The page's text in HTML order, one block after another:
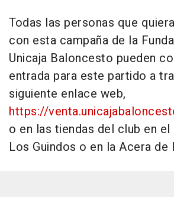
Todas las personas que
con esta campaña de la
Unicaja Baloncesto pueden
entrada para este partido a
siguiente enlace web,
https://
o en las tiendas del club en
Los Guindos o en la Acera de